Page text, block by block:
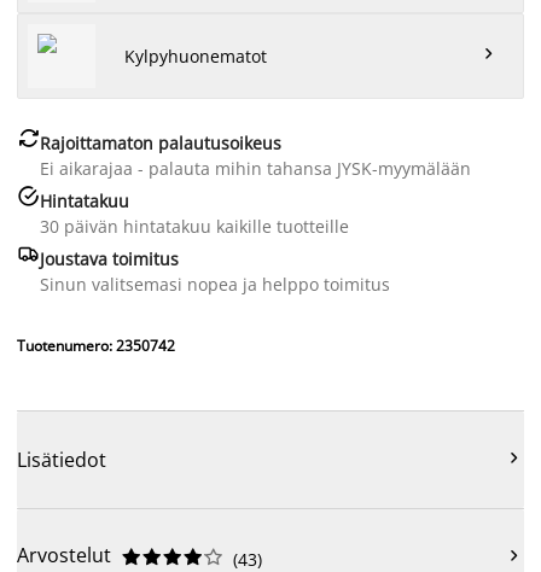
Kylpyhuonematot 
Rajoittamaton palautusoikeus
Ei aikarajaa - palauta mihin tahansa JYSK-myymälään
Hintatakuu
30 päivän hintatakuu kaikille tuotteille
Joustava toimitus
Sinun valitsemasi nopea ja helppo toimitus
Tuotenumero: 2350742
Lisätiedot 
Arvostelut 




 (43) 